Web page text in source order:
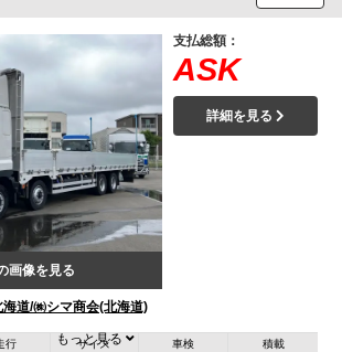
画像を見る
道/㈱シマ商会(北海道)
支払総額：
ASK
詳細を見る
行 サイズ 車検 積載
もっと見る